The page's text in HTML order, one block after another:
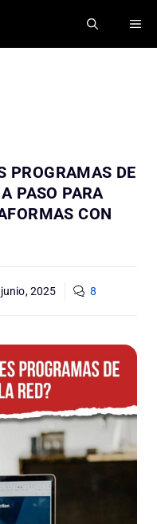
PROGRAMAS DE
PASO PARA
CON
2025 8